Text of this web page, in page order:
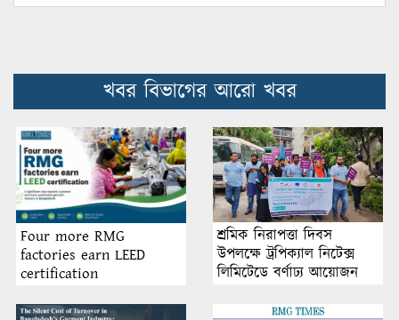
খবর বিভাগের আরো খবর
Four more RMG
factories earn LEED
certification
শ্রমিক নিরাপত্তা দিবস
উপলক্ষে ট্রপিক্যাল নিটেক্স
লিমিটেডে বর্ণাঢ্য আয়োজন